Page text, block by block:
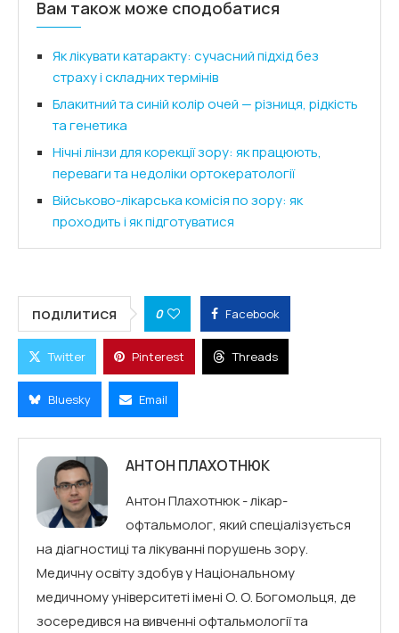
Вам також може сподобатися
Як лікувати катаракту: сучасний підхід без
страху і складних термінів
Блакитний та синій колір очей — різниця, рідкість
та генетика
Нічні лінзи для корекції зору: як працюють,
переваги та недоліки ортокератології
Військово-лікарська комісія по зору: як
проходить і як підготуватися
ПОДІЛИТИСЯ 0 Facebook
Twitter Pinterest Threads
Bluesky Email
АНТОН ПЛАХОТНЮК
Антон Плахотнюк - лікар-
офтальмолог, який спеціалізується
на діагностиці та лікуванні порушень зору.
Медичну освіту здобув у Національному
медичному університеті імені О. О. Богомольця, де
зосередився на вивченні офтальмології та